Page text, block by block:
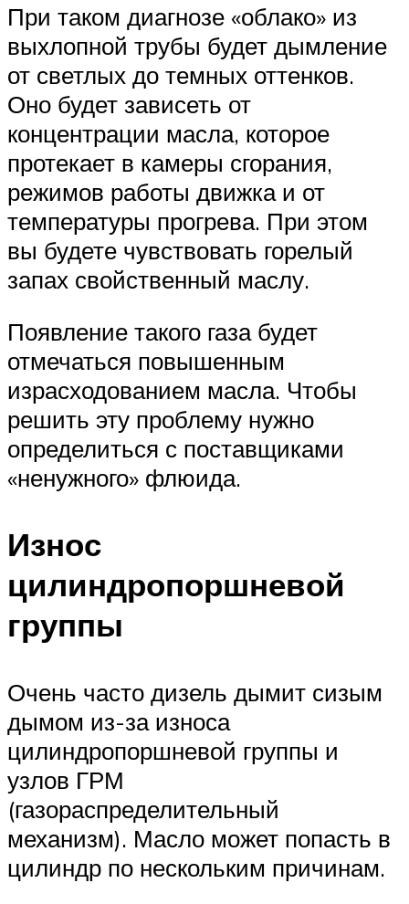
При таком диагнозе «облако» из
выхлопной трубы будет дымление
от светлых до темных оттенков.
Оно будет зависеть от
концентрации масла, которое
протекает в камеры сгорания,
режимов работы движка и от
температуры прогрева. При этом
вы будете чувствовать горелый
запах свойственный маслу.
Появление такого газа будет
отмечаться повышенным
израсходованием масла. Чтобы
решить эту проблему нужно
определиться с поставщиками
«ненужного» флюида.
Износ
цилиндропоршневой
группы
Очень часто дизель дымит сизым
дымом из-за износа
цилиндропоршневой группы и
узлов ГРМ
(газораспределительный
механизм). Масло может попасть в
цилиндр по нескольким причинам.